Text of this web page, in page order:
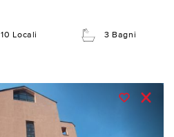
10 Locali 3 Bagni